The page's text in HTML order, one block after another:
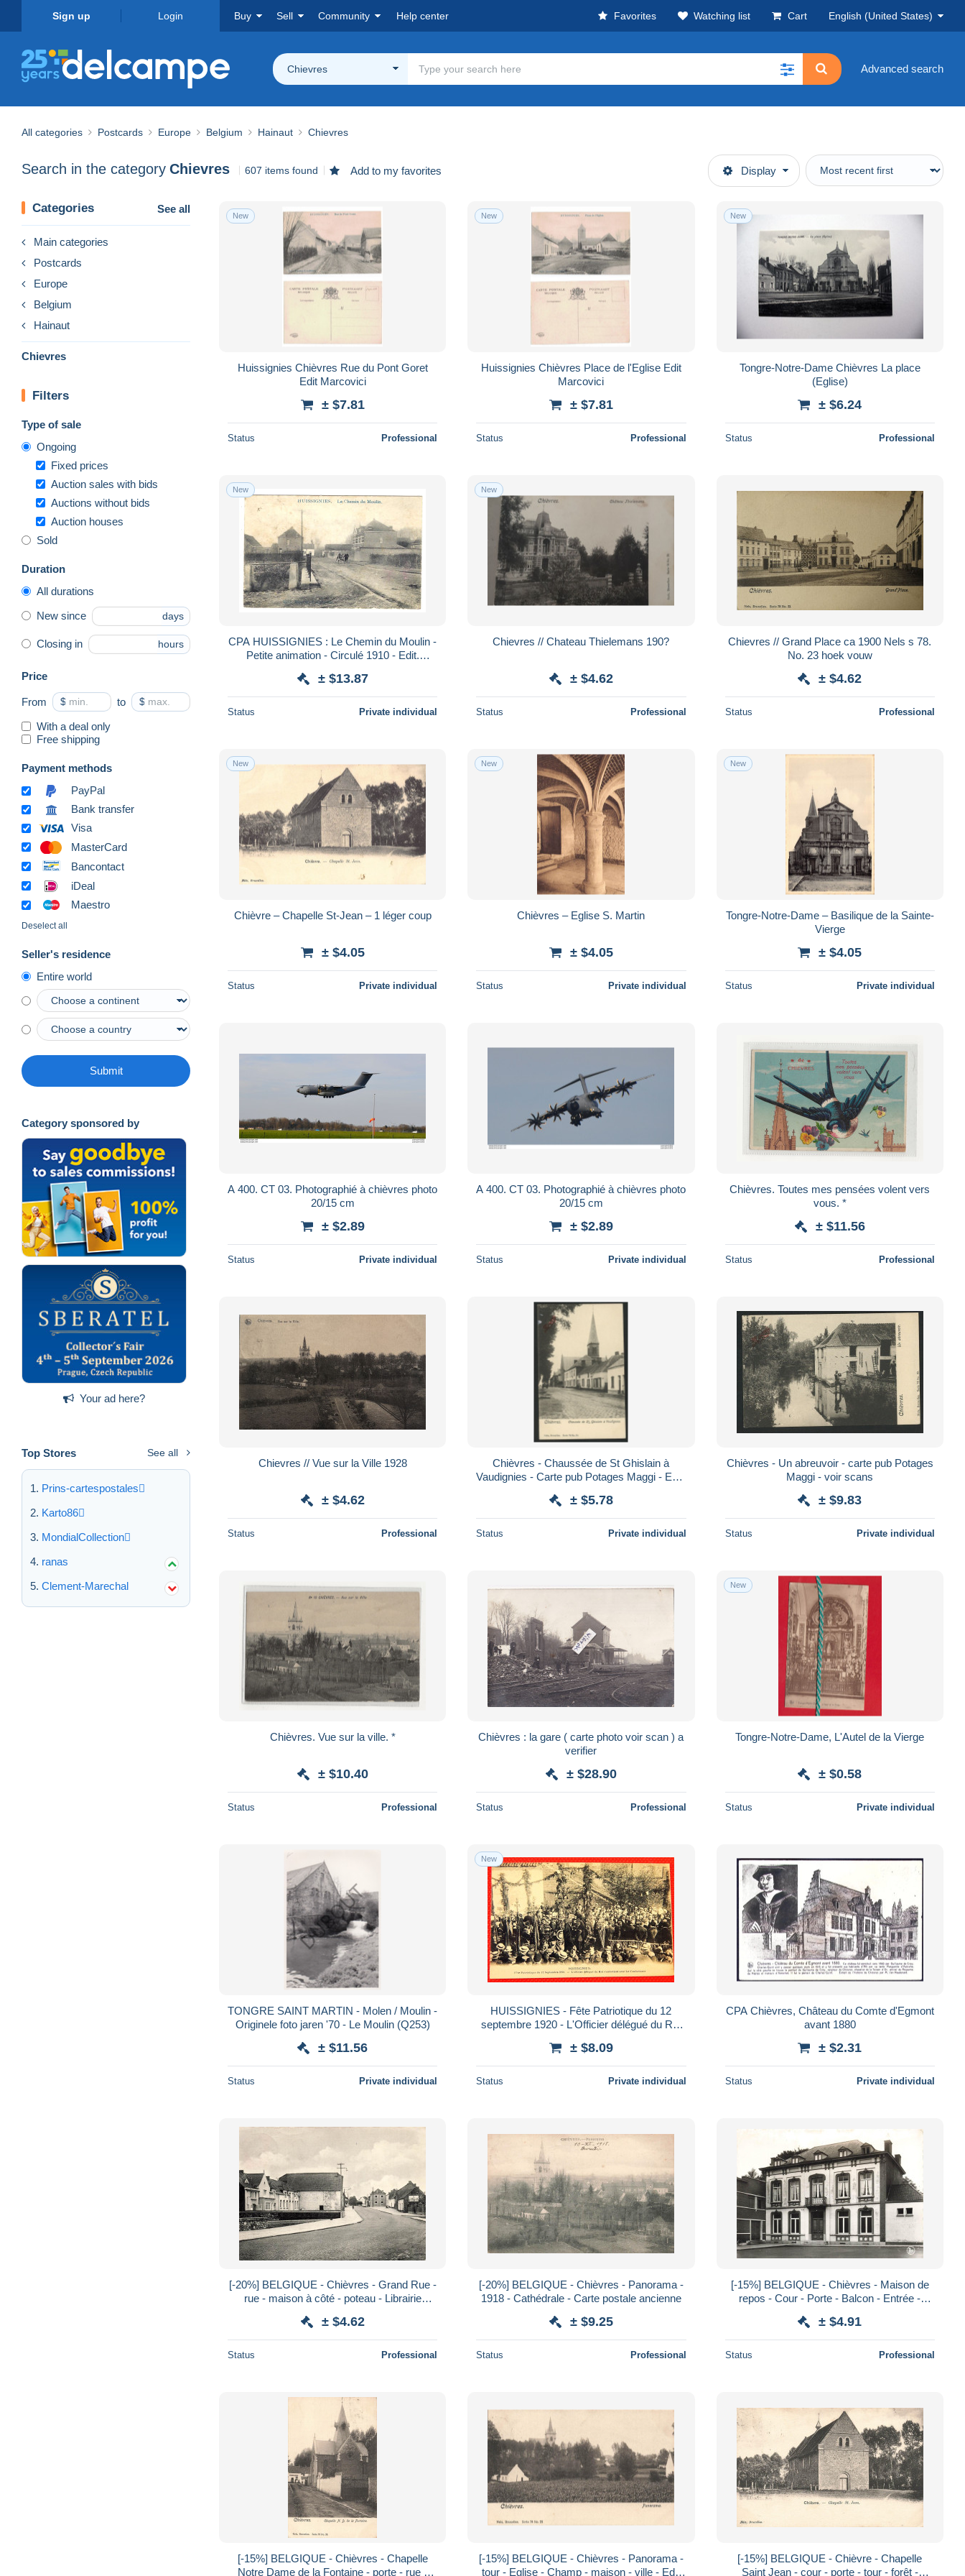
Sign up Login Buy Sell Community Help center Favorites Watching list Cart English (United States)
Chievres Advanced search
All categories Postcards Europe Belgium Hainaut Chievres
Search in the category Chievres 607 items found Add to my favorites Display
Categories See all
Main categories
Postcards
Europe
Belgium
Hainaut
Chievres
Filters
Type of sale
Ongoing
Fixed prices
Auction sales with bids
Auctions without bids
Auction houses
Sold
Duration
All durations
New since days
Closing in hours
Price
From $ to $
With a deal only
Free shipping
Payment methods
PayPal
Bank transfer
Visa
MasterCard
Bancontact
iDeal
Maestro
Deselect all
Seller's residence
Entire world
Submit
Category sponsored by
Your ad here?
Top Stores See all
Prins-cartespostales
Karto86
MondialCollection
ranas
Clement-Marechal
New
Huissignies Chièvres Rue du Pont Goret
Edit Marcovici
± $7.81
Status Professional
New
Huissignies Chièvres Place de l'Eglise Edit
Marcovici
± $7.81
Status Professional
New
Tongre-Notre-Dame Chièvres La place
(Eglise)
± $6.24
Status Professional
New
CPA HUISSIGNIES : Le Chemin du Moulin -
Petite animation - Circulé 1910 - Edit.
± $13.87
Status Private individual
New
Chievres // Chateau Thielemans 190?
± $4.62
Status Professional
Chievres // Grand Place ca 1900 Nels s 78.
No. 23 hoek vouw
± $4.62
Status Professional
New
Chièvre – Chapelle St-Jean – 1 léger coup
± $4.05
Status Private individual
New
Chièvres – Eglise S. Martin
± $4.05
Status Private individual
New
Tongre-Notre-Dame – Basilique de la Sainte-
Vierge
± $4.05
Status Private individual
A 400. CT 03. Photographié à chièvres photo
20/15 cm
± $2.89
Status Private individual
A 400. CT 03. Photographié à chièvres photo
20/15 cm
± $2.89
Status Private individual
Chièvres. Toutes mes pensées volent vers
vous. *
± $11.56
Status Professional
Chievres // Vue sur la Ville 1928
± $4.62
Status Professional
Chièvres - Chaussée de St Ghislain à
Vaudignies - Carte pub Potages Maggi - Edit.
± $5.78
Status Private individual
Chièvres - Un abreuvoir - carte pub Potages
Maggi - voir scans
± $9.83
Status Private individual
Chièvres. Vue sur la ville. *
± $10.40
Status Professional
Chièvres : la gare ( carte photo voir scan ) a
verifier
± $28.90
Status Professional
New
Tongre-Notre-Dame, L'Autel de la Vierge
± $0.58
Status Private individual
TONGRE SAINT MARTIN - Molen / Moulin -
Originele foto jaren '70 - Le Moulin (Q253)
± $11.56
Status Private individual
New
HUISSIGNIES - Fête Patriotique du 12
septembre 1920 - L'Officier délégué du Roi
± $8.09
Status Private individual
CPA Chièvres, Château du Comte d'Egmont
avant 1880
± $2.31
Status Private individual
[-20%] BELGIQUE - Chièvres - Grand Rue -
rue - maison à côté - poteau - Librairie
± $4.62
Status Professional
[-20%] BELGIQUE - Chièvres - Panorama -
1918 - Cathédrale - Carte postale ancienne
± $9.25
Status Professional
[-15%] BELGIQUE - Chièvres - Maison de
repos - Cour - Porte - Balcon - Entrée -
± $4.91
Status Professional
[-15%] BELGIQUE - Chièvres - Chapelle
Notre Dame de la Fontaine - porte - rue -
[-15%] BELGIQUE - Chièvres - Panorama -
tour - Eglise - Champ - maison - ville - Edit
[-15%] BELGIQUE - Chièvre - Chapelle
Saint Jean - cour - porte - tour - forêt -